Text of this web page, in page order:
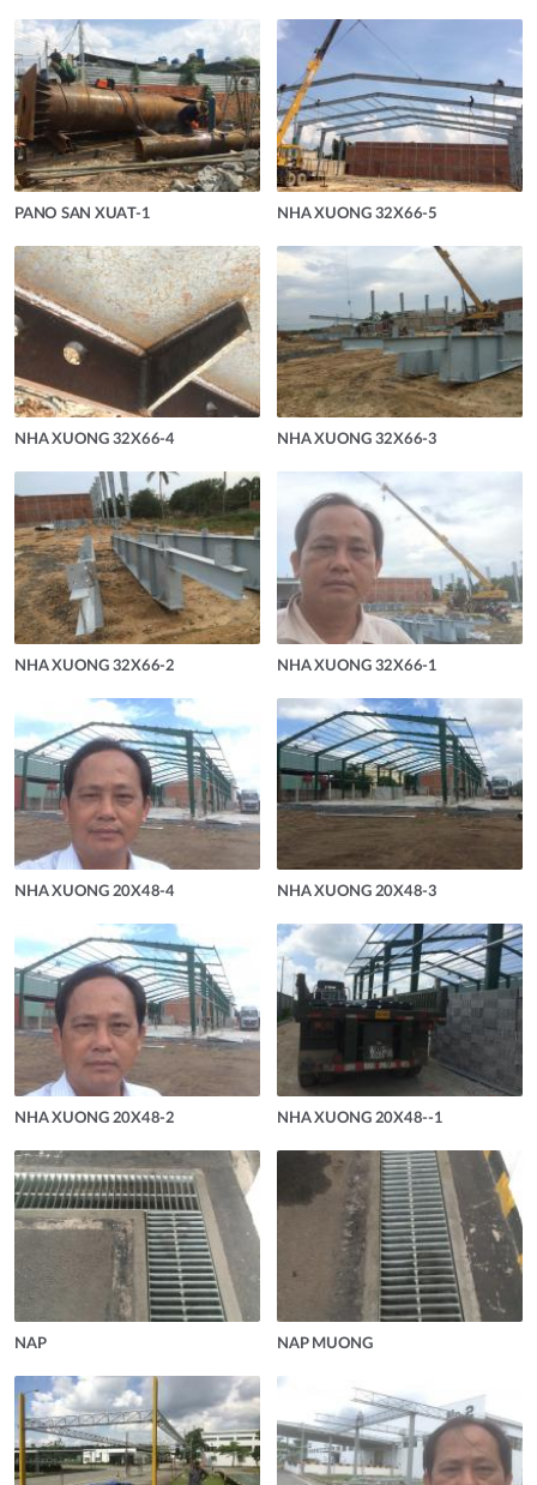
PANO SAN XUAT-1 NHA XUONG 32X66-5
NHA XUONG 32X66-4 NHA XUONG 32X66-3
NHA XUONG 32X66-2 NHA XUONG 32X66-1
NHA XUONG 20X48-4 NHA XUONG 20X48-3
NHA XUONG 20X48-2 NHA XUONG 20X48--1
NAP NAP MUONG